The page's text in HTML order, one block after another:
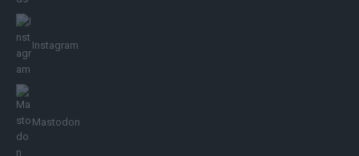
Instagram
Mastodon